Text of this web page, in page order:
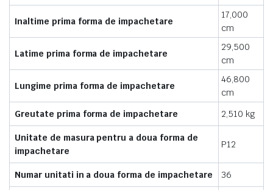
Inaltime prima forma de impachetare
17,000
cm
Latime prima forma de impachetare
29,500
cm
Lungime prima forma de impachetare
46,800
cm
Greutate prima forma de impachetare
2,510 kg
Unitate de masura pentru a doua forma de
impachetare
P12
Numar unitati in a doua forma de impachetare 36